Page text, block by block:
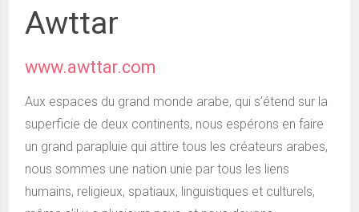
Awttar
www.awttar.com
Aux espaces du grand monde arabe, qui s’étend sur la
superficie de deux continents, nous espérons en faire
un grand parapluie qui attire tous les créateurs arabes,
nous sommes une nation unie par tous les liens
humains, religieux, spatiaux, linguistiques et culturels,